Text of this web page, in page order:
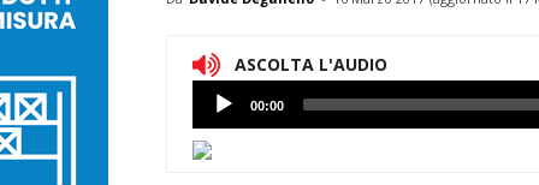
ASCOLTA L'AUDIO
Lettore
Audio
00:00